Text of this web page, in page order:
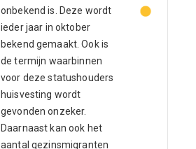
onbekend is. Deze wordt
ieder jaar in oktober
bekend gemaakt. Ook is
de termijn waarbinnen
voor deze statushouders
huisvesting wordt
gevonden onzeker.
Daarnaast kan ook het
aantal gezinsmigranten